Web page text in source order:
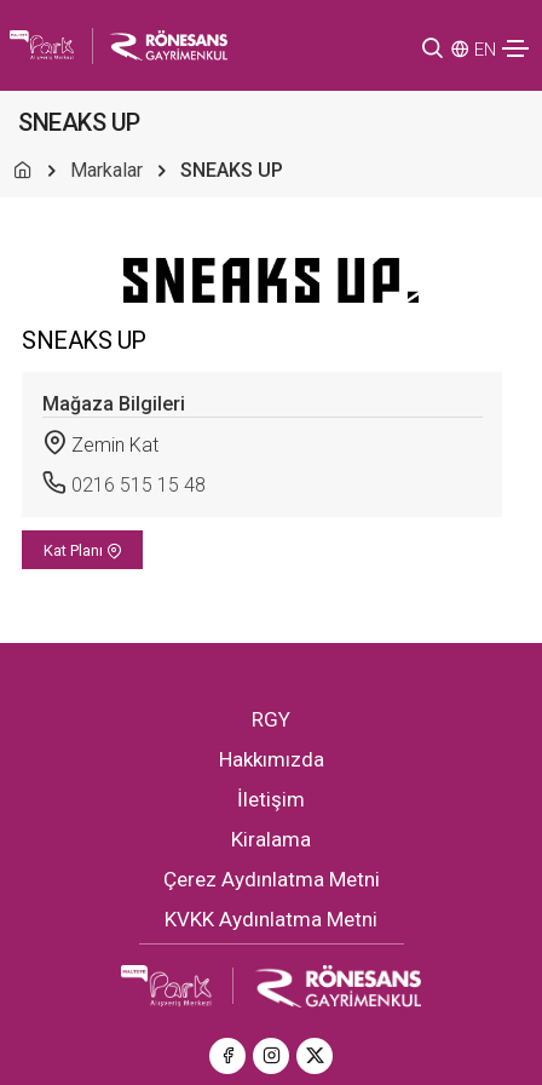
EN
SNEAKS UP
Markalar SNEAKS UP
SNEAKS UP
Mağaza Bilgileri
Zemin Kat
0216 515 15 48
Kat Planı
RGY
Hakkımızda
İletişim
Kiralama
Çerez Aydınlatma Metni
KVKK Aydınlatma Metni